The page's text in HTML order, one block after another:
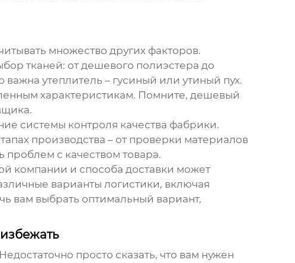
множество других факторов.
тканей: от дешевого полиэстера до
важна утеплитель – гусиный или утиный пух.
характеристикам. Помните, дешевый
системы контроля качества фабрики.
производства – от проверки материалов
с качеством товара.
компании и способа доставки может
варианты логистики, включая
вам выбрать оптимальный вариант,
просто сказать, что вам нужен